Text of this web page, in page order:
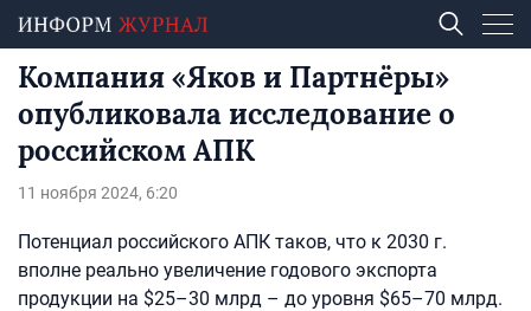
Компания «Яков и Партнёры»
опубликовала исследование о
российском АПК
11 ноября 2024, 6:20
Потенциал российского АПК таков, что к 2030 г.
вполне реально увеличение годового экспорта
продукции на $25–30 млрд – до уровня $65–70 млрд.